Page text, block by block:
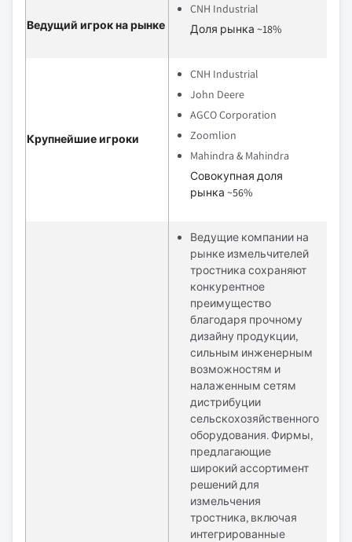
Ведущий игрок на рынке
CNH Industrial
Доля рынка ~18%
Крупнейшие игроки
CNH Industrial
John Deere
AGCO Corporation
Zoomlion
Mahindra & Mahindra
Совокупная доля
рынка ~56%
Ведущие компании на
рынке измельчителей
тростника сохраняют
конкурентное
преимущество
благодаря прочному
дизайну продукции,
сильным инженерным
возможностям и
налаженным сетям
дистрибуции
сельскохозяйственного
оборудования. Фирмы,
предлагающие
широкий ассортимент
решений для
измельчения
тростника, включая
интегрированные